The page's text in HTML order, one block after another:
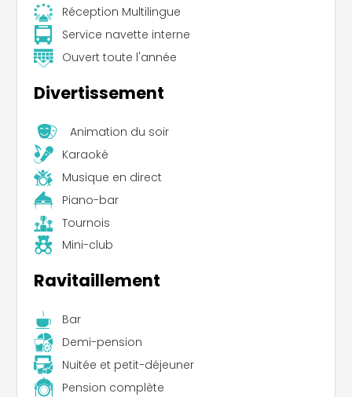
Réception Multilingue
Service navette interne
Ouvert toute l'année
Divertissement
Animation du soir
Karaoké
Musique en direct
Piano-bar
Tournois
Mini-club
Ravitaillement
Bar
Demi-pension
Nuitée et petit-déjeuner
Pension complète